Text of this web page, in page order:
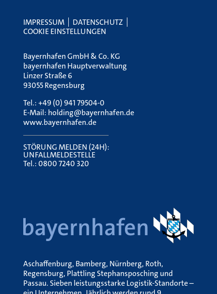
IMPRESSUM
DATENSCHUTZ
COOKIE EINSTELLUNGEN
Bayernhafen GmbH & Co. KG
bayernhafen Hauptverwaltung
Linzer Straße 6
93055 Regensburg
Tel.:+49 (0) 941 79504-0
E-Mail: holding@bayernhafen.de
www.bayernhafen.de
STÖRUNG MELDEN (24H):
UNFALLMELDESTELLE
Tel.:0800 7240 320
Aschaffenburg, Bamberg, Nürnberg, Roth,
Regensburg, Plattling Stephansposching und
Passau. Sieben leistungsstarke Logistik-Standorte –